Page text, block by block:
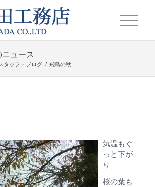
ュース
タッフ・ブログ / 飛鳥の秋
気温もぐ
っと下が
り
桜の葉も